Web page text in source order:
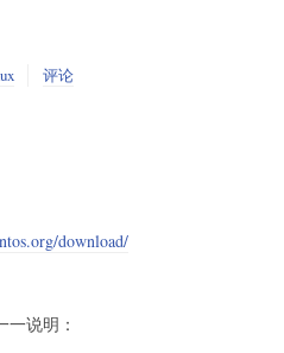
评论
download/
说明：